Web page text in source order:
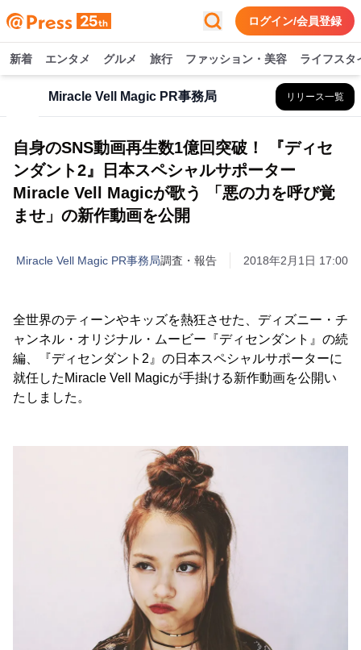
ログイン/会員登録
新着 エンタメ グルメ 旅行 ファッション・美容 ライフスタ
Miracle Vell Magic PR事務局 リリース一覧
自身のSNS動画再生数1億回突破！ 『ディセ
ンダント2』日本スペシャルサポーター
Miracle Vell Magicが歌う 「悪の力を呼び覚
ませ」の新作動画を公開
Miracle Vell Magic PR事務局調査・報告 2018年2月1日 17:00
全世界のティーンやキッズを熱狂させた、ディズニー・チ
ャンネル・オリジナル・ムービー『ディセンダント』の続
編、『ディセンダント2』の日本スペシャルサポーターに
就任したMiracle Vell Magicが手掛ける新作動画を公開い
たしました。